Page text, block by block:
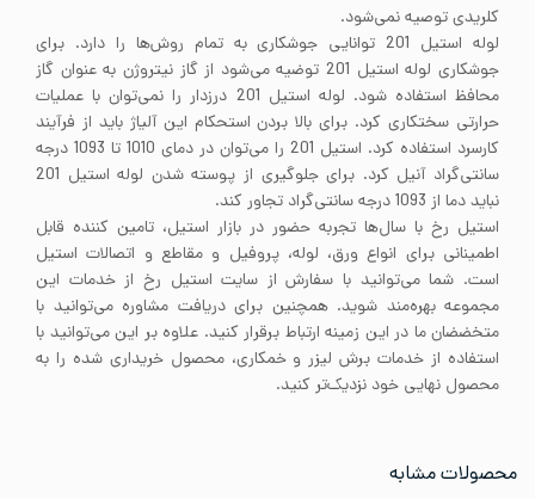
کلریدی توصیه نمی‌شود.
لوله استیل 201 توانایی جوشکاری به تمام روش‌ها را دارد. برای
جوشکاری لوله استیل 201 توضیه می‌شود از گاز نیتروژن به عنوان گاز
محافظ استفاده شود. لوله استیل 201 درزدار را نمی‌توان با عملیات
حرارتی سختکاری کرد. برای بالا بردن استحکام این آلیاژ باید از فرآیند
کارسرد استفاده کرد. استیل 201 را می‌توان در دمای 1010 تا 1093 درجه
سانتی‌گراد آنیل کرد. برای جلوگیری از پوسته شدن لوله استیل 201
نباید دما از 1093 درجه سانتی‌گراد تجاور کند.
استیل رخ با سال‌ها تجربه حضور در بازار استیل، تامین کننده قابل
اطمینانی برای انواع ورق، لوله، پروفیل و مقاطع و اتصالات استیل
است. شما می‌توانید با سفارش از سایت استیل رخ از خدمات این
مجموعه بهره‌مند شوید. همچنین برای دریافت مشاوره می‌توانید با
متخضضان ما در این زمینه ارتباط برقرار کنید. علاوه بر این می‌توانید با
استفاده از خدمات برش لیزر و خمکاری، محصول خریداری شده را به
محصول نهایی خود نزدیک‌تر کنید.
محصولات مشابه